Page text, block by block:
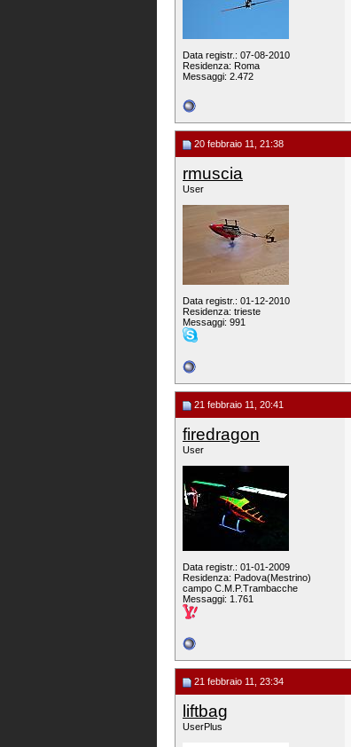
Data registr.: 07-08-2010
Residenza: Roma
Messaggi: 2.472
20 febbraio 11, 21:38
rmuscia
User
Data registr.: 01-12-2010
Residenza: trieste
Messaggi: 991
21 febbraio 11, 20:41
firedragon
User
Data registr.: 01-01-2009
Residenza: Padova(Mestrino)
campo C.M.P.Trambacche
Messaggi: 1.761
21 febbraio 11, 23:34
liftbag
UserPlus